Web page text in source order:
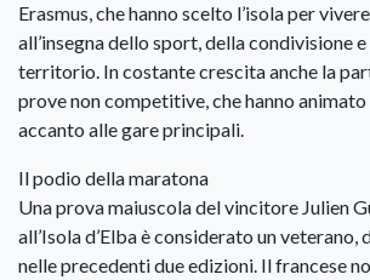
Erasmus, che hanno scelto l’isola per
all’insegna dello sport, della condivisione
territorio. In costante crescita anche la
prove non competitive, che hanno
accanto alle gare principali.
Il podio della maratona
Una prova maiuscola del vincitore Julien
all’Isola d’Elba è considerato un veterano,
nelle precedenti due edizioni. Il francese